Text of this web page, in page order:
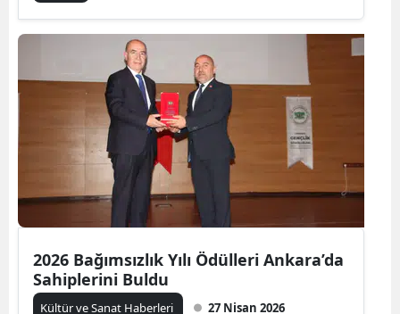
2026 Bağımsızlık Yılı Ödülleri Ankara’da
Sahiplerini Buldu
Kültür ve Sanat Haberleri 27 Nisan 2026